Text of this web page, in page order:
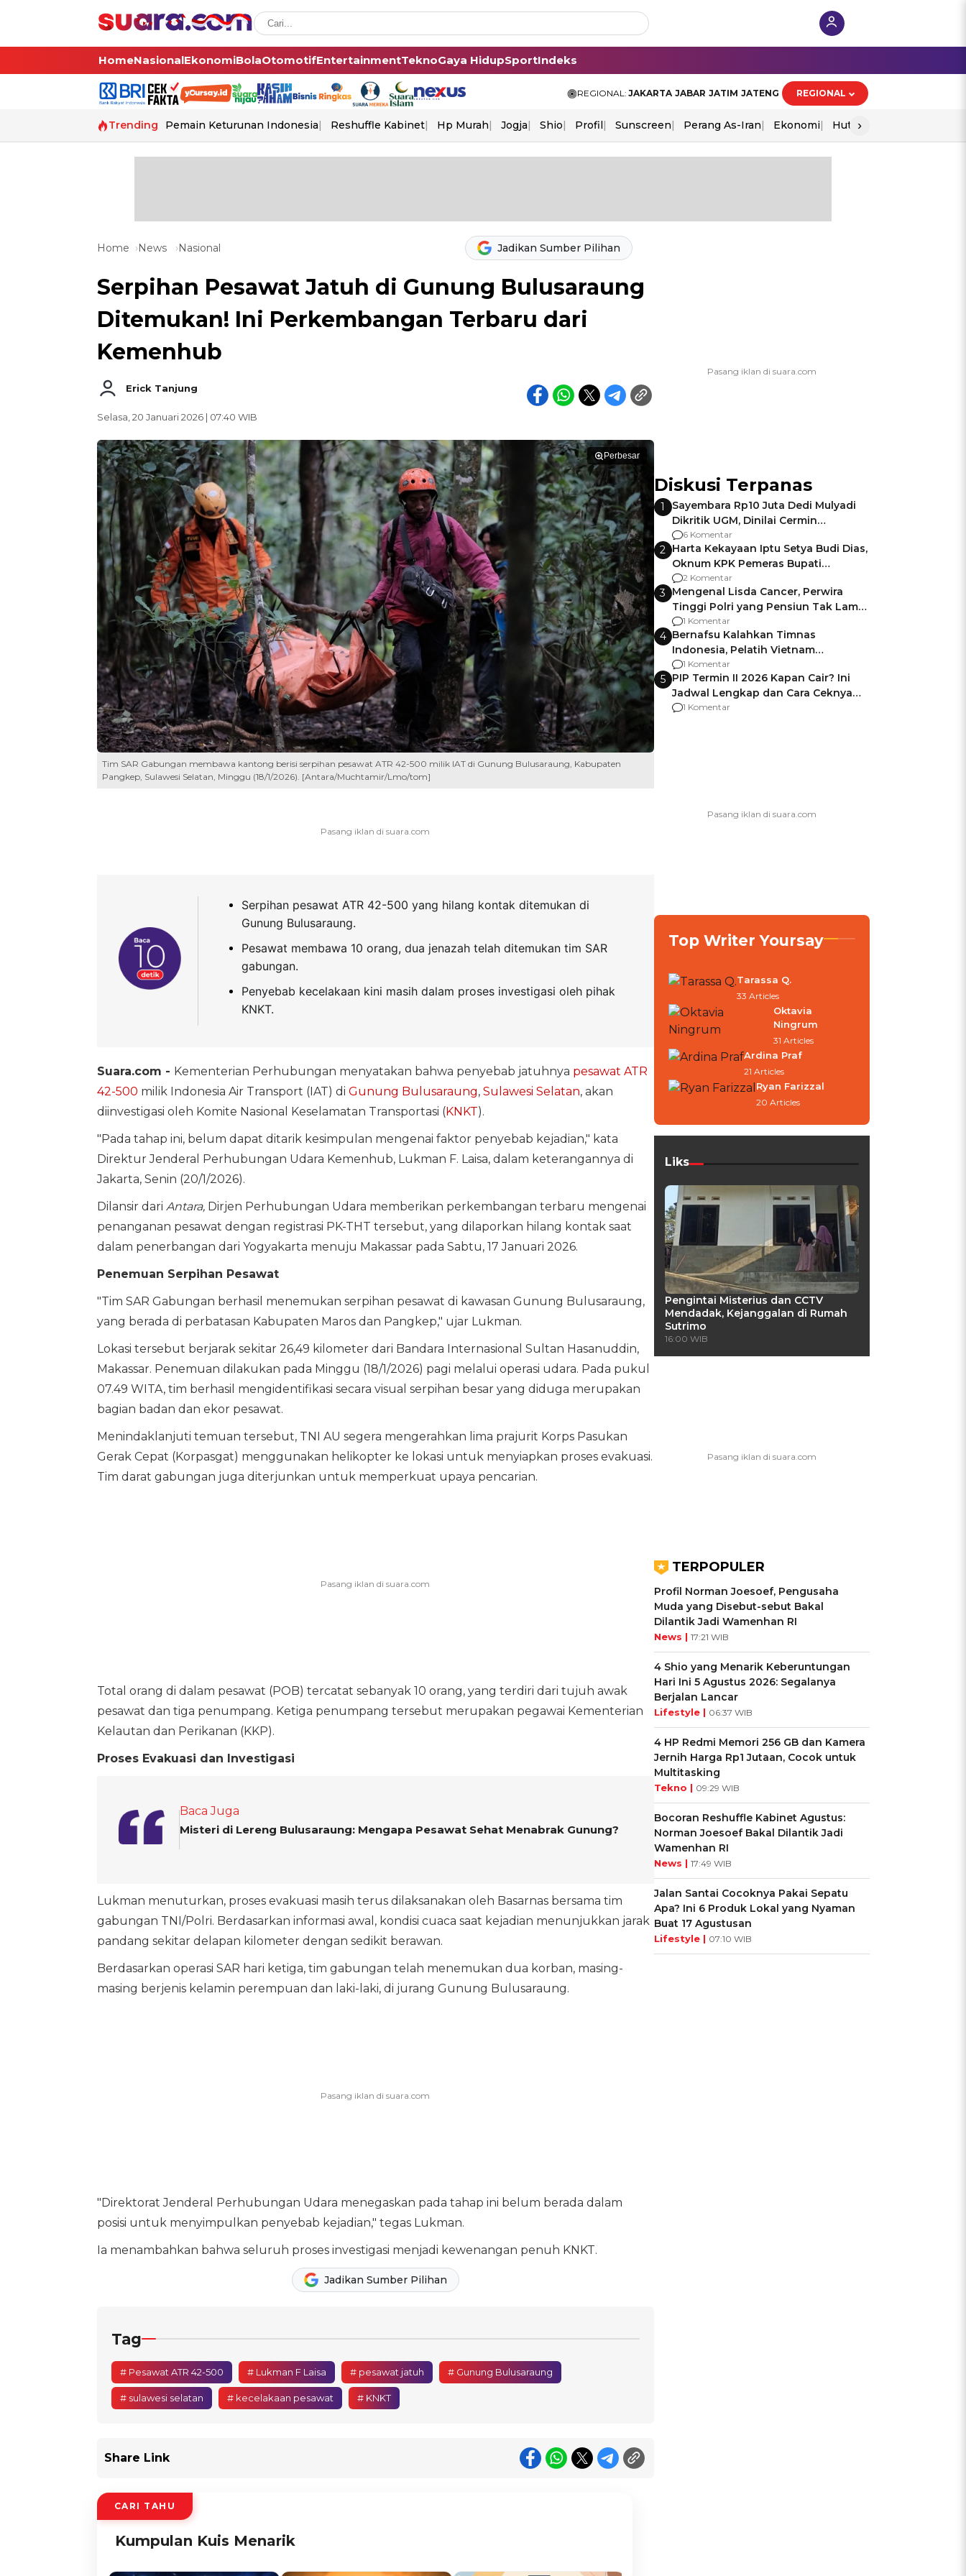
HomeNasionalEkonomiBolaOtomotifEntertainmentTeknoGaya HidupSportIndeks
REGIONAL: JAKARTA JABAR JATIM JATENG REGIONAL
Trending Pemain Keturunan Indonesia Reshuffle Kabinet Hp Murah Jogja Shio Profil Sunscreen Perang As-Iran Ekonomi Hut Ri
›
Home News Nasional Jadikan Sumber Pilihan
Serpihan Pesawat Jatuh di Gunung Bulusaraung
Ditemukan! Ini Perkembangan Terbaru dari
Kemenhub
Erick Tanjung
Selasa, 20 Januari 2026 | 07:40 WIB
Perbesar
Tim SAR Gabungan membawa kantong berisi serpihan pesawat ATR 42-500 milik IAT di Gunung Bulusaraung, Kabupaten
Pangkep, Sulawesi Selatan, Minggu (18/1/2026). [Antara/Muchtamir/Lmo/tom]
Serpihan pesawat ATR 42-500 yang hilang kontak ditemukan di
Gunung Bulusaraung.
Pesawat membawa 10 orang, dua jenazah telah ditemukan tim SAR
gabungan.
Penyebab kecelakaan kini masih dalam proses investigasi oleh pihak
KNKT.
Suara.com - Kementerian Perhubungan menyatakan bahwa penyebab jatuhnya pesawat ATR
42-500 milik Indonesia Air Transport (IAT) di Gunung Bulusaraung, Sulawesi Selatan, akan
diinvestigasi oleh Komite Nasional Keselamatan Transportasi (KNKT).
"Pada tahap ini, belum dapat ditarik kesimpulan mengenai faktor penyebab kejadian," kata
Direktur Jenderal Perhubungan Udara Kemenhub, Lukman F. Laisa, dalam keterangannya di
Jakarta, Senin (20/1/2026).
Dilansir dari Antara,Dirjen Perhubungan Udara memberikan perkembangan terbaru mengenai
penanganan pesawat dengan registrasi PK-THT tersebut, yang dilaporkan hilang kontak saat
dalam penerbangan dari Yogyakarta menuju Makassar pada Sabtu, 17 Januari 2026.
Penemuan Serpihan Pesawat
"Tim SAR Gabungan berhasil menemukan serpihan pesawat di kawasan Gunung Bulusaraung,
yang berada di perbatasan Kabupaten Maros dan Pangkep," ujar Lukman.
Lokasi tersebut berjarak sekitar 26,49 kilometer dari Bandara Internasional Sultan Hasanuddin,
Makassar. Penemuan dilakukan pada Minggu (18/1/2026) pagi melalui operasi udara. Pada pukul
07.49 WITA, tim berhasil mengidentifikasi secara visual serpihan besar yang diduga merupakan
bagian badan dan ekor pesawat.
Menindaklanjuti temuan tersebut, TNI AU segera mengerahkan lima prajurit Korps Pasukan
Gerak Cepat (Korpasgat) menggunakan helikopter ke lokasi untuk menyiapkan proses evakuasi.
Tim darat gabungan juga diterjunkan untuk memperkuat upaya pencarian.
Total orang di dalam pesawat (POB) tercatat sebanyak 10 orang, yang terdiri dari tujuh awak
pesawat dan tiga penumpang. Ketiga penumpang tersebut merupakan pegawai Kementerian
Kelautan dan Perikanan (KKP).
Proses Evakuasi dan Investigasi
Baca Juga
Misteri di Lereng Bulusaraung: Mengapa Pesawat Sehat Menabrak Gunung?
Lukman menuturkan, proses evakuasi masih terus dilaksanakan oleh Basarnas bersama tim
gabungan TNI/Polri. Berdasarkan informasi awal, kondisi cuaca saat kejadian menunjukkan jarak
pandang sekitar delapan kilometer dengan sedikit berawan.
Berdasarkan operasi SAR hari ketiga, tim gabungan telah menemukan dua korban, masing-
masing berjenis kelamin perempuan dan laki-laki, di jurang Gunung Bulusaraung.
"Direktorat Jenderal Perhubungan Udara menegaskan pada tahap ini belum berada dalam
posisi untuk menyimpulkan penyebab kejadian," tegas Lukman.
Ia menambahkan bahwa seluruh proses investigasi menjadi kewenangan penuh KNKT.
Jadikan Sumber Pilihan
Tag
# Pesawat ATR 42-500 # Lukman F Laisa # pesawat jatuh # Gunung Bulusaraung
# sulawesi selatan # kecelakaan pesawat # KNKT
Share Link
CARI TAHU
Kumpulan Kuis Menarik
Diskusi Terpanas
1
Sayembara Rp10 Juta Dedi Mulyadi
Dikritik UGM, Dinilai Cermin
Gagalnya Negara Jamin Keamanan
6 Komentar
2 Harta Kekayaan Iptu Setya Budi Dias,
Oknum KPK Pemeras Bupati
Pemalang
2 Komentar
3 Mengenal Lisda Cancer, Perwira
Tinggi Polri yang Pensiun Tak Lama
Usai Jadi Brigjen
1 Komentar
4 Bernafsu Kalahkan Timnas
Indonesia, Pelatih Vietnam
Berencana Pakai Jimat di Pakansari
1 Komentar
5 PIP Termin II 2026 Kapan Cair? Ini
Jadwal Lengkap dan Cara Ceknya
agar Dana Tidak Hangus!
1 Komentar
Top Writer Yoursay
Tarassa Q.
33 Articles
Oktavia
Ningrum
31 Articles
Ardina Praf
21 Articles
Ryan Farizzal
20 Articles
Liks
Pengintai Misterius dan CCTV
Mendadak, Kejanggalan di Rumah
Sutrimo
16:00 WIB
TERPOPULER
Profil Norman Joesoef, Pengusaha
Muda yang Disebut-sebut Bakal
Dilantik Jadi Wamenhan RI
News | 17:21 WIB
4 Shio yang Menarik Keberuntungan
Hari Ini 5 Agustus 2026: Segalanya
Berjalan Lancar
Lifestyle | 06:37 WIB
4 HP Redmi Memori 256 GB dan Kamera
Jernih Harga Rp1 Jutaan, Cocok untuk
Multitasking
Tekno | 09:29 WIB
Bocoran Reshuffle Kabinet Agustus:
Norman Joesoef Bakal Dilantik Jadi
Wamenhan RI
News | 17:49 WIB
Jalan Santai Cocoknya Pakai Sepatu
Apa? Ini 6 Produk Lokal yang Nyaman
Buat 17 Agustusan
Lifestyle | 07:10 WIB